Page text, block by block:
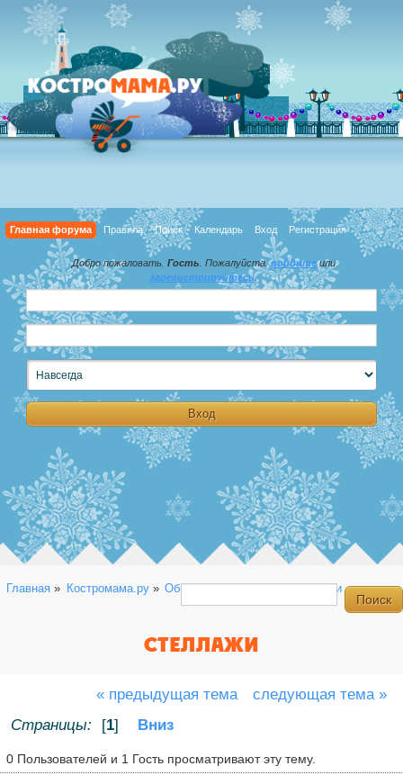
Главная форума Правила Поиск Календарь Вход Регистрация
Добро пожаловать, Гость . Пожалуйста,войдитеили
зарегистрируйтесь.
Главная » Костромама.ру» Общая» Болталка» Стеллажи
СТЕЛЛАЖИ
« предыдущая тема
следующая тема »
Страницы:
[1] Вниз
0 Пользователей и 1 Гость просматривают эту тему.